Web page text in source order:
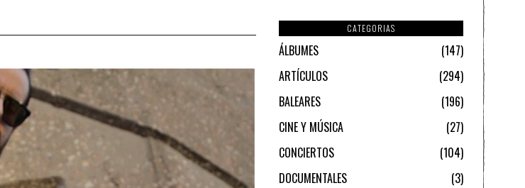
CATEGORIAS
ÁLBUMES
147
ARTÍCULOS
294
BALEARES
196
CINE Y MÚSICA
27
CONCIERTOS
104
DOCUMENTALES
3